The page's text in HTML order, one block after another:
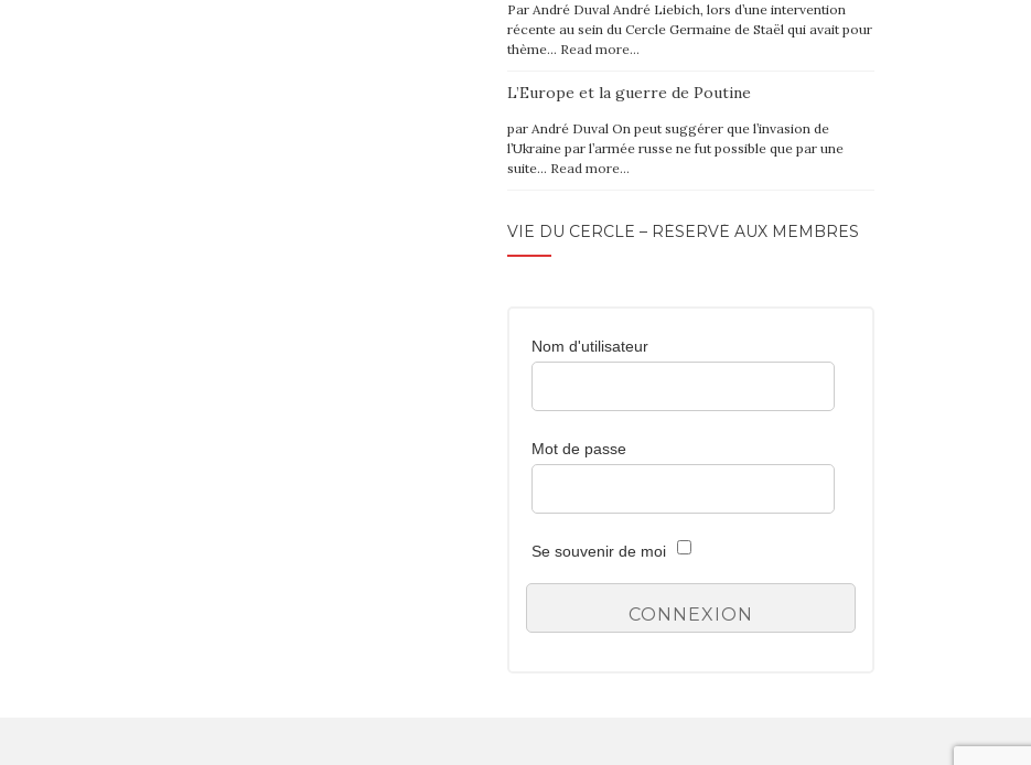
Par André Duval André Liebich, lors d’une intervention
récente au sein du Cercle Germaine de Staël qui avait pour
thème… Read more…
L’Europe et la guerre de Poutine
par André Duval On peut suggérer que l’invasion de
l’Ukraine par l’armée russe ne fut possible que par une
suite… Read more…
VIE DU CERCLE – RÉSERVÉ AUX MEMBRES
Nom d'utilisateur
Mot de passe
Se souvenir de moi